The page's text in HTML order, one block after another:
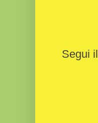
Segui il